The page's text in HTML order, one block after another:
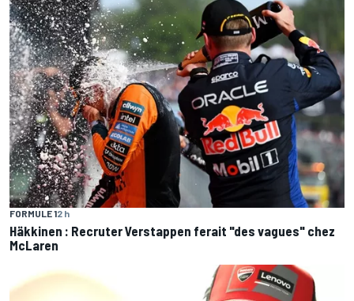
FORMULE 12 h
Häkkinen : Recruter Verstappen ferait "des vagues" chez
McLaren